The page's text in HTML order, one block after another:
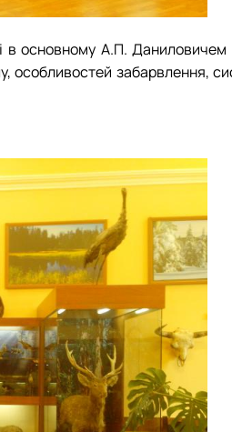
в основному А.П.
особливостей забарвлення,